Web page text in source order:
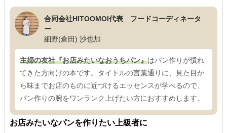
合同会社HITOOMOI代表 フードコーディネータ
ー
細野(倉田) 沙也加
主婦の友社『お店みたいなおうちパン』はパン作りが慣れ
てきた方向けの本です。タイトルの言葉通りに、見た目か
ら味までお店のものに近づけるエッセンスが学べるので、
パン作りの腕をワンランク上げたい方におすすめします。
お店みたいなパンを作りたい上級者に